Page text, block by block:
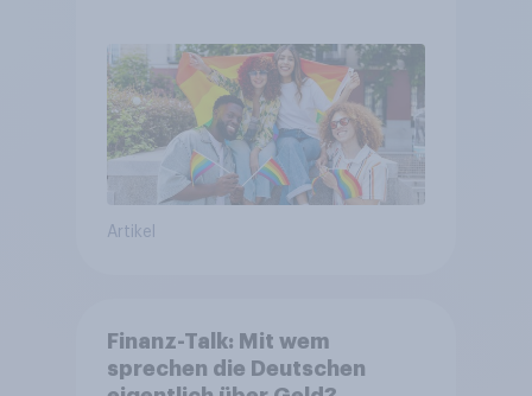
Artikel
Finanz-Talk: Mit wem
sprechen die Deutschen